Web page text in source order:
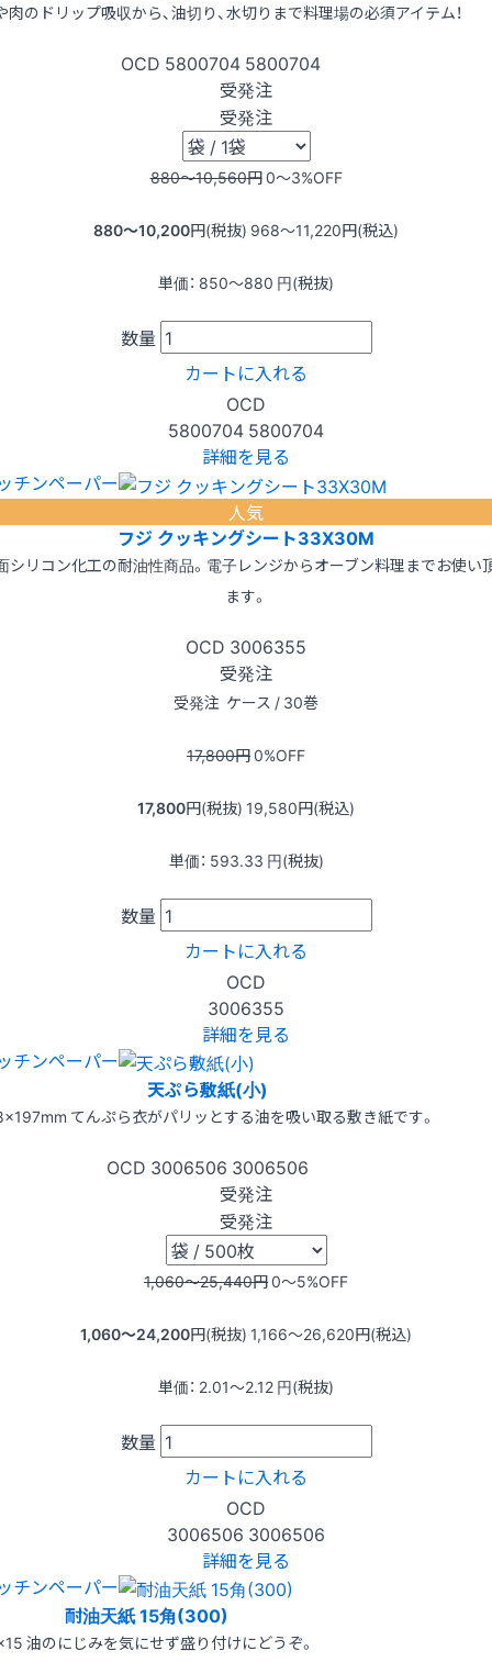
肉のドリップ吸収から、油切り、水切りまで料理場の必須アイテム！
OCD 5800704 5800704
受発注
受発注
880〜10,560円0〜3%OFF
880〜10,200円(税抜) 968〜11,220円(税込)
単価： 850〜880 円(税抜)
数量
カートに入れる
OCD
5800704 5800704
詳細を見る
チンペーパー
人気
フジ クッキングシート33X30M
シリコン化工の耐油性商品。電子レンジからオーブン料理までお使い
ます。
OCD 3006355
受発注
受発注 ケース / 30巻
17,800円0%OFF
17,800円(税抜) 19,580円(税込)
単価： 593.33 円(税抜)
数量
カートに入れる
OCD
3006355
詳細を見る
チンペーパー
天ぷら敷紙(小)
てんぷら衣がパリッとする油を吸い取る敷き紙です。
OCD 3006506 3006506
受発注
受発注
1,060〜25,440円0〜5%OFF
1,060〜24,200円(税抜) 1,166〜26,620円(税込)
単価： 2.01〜2.12 円(税抜)
数量
カートに入れる
OCD
3006506 3006506
詳細を見る
チンペーパー
耐油天紙 15角(300)
油のにじみを気にせず盛り付けにどうぞ。